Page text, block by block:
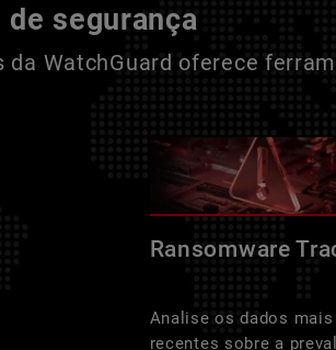
segurança
da WatchGuard oferece
Ransomware
Analise os dados mais
recentes sobre a